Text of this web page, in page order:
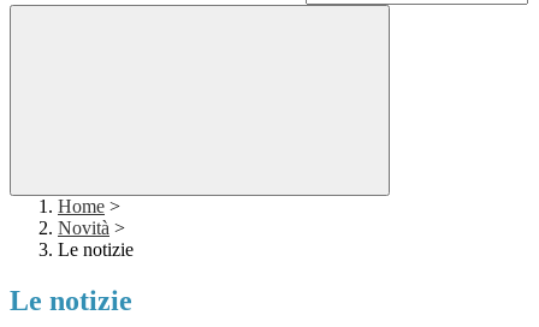
Home >
Novità >
Le notizie
Le notizie